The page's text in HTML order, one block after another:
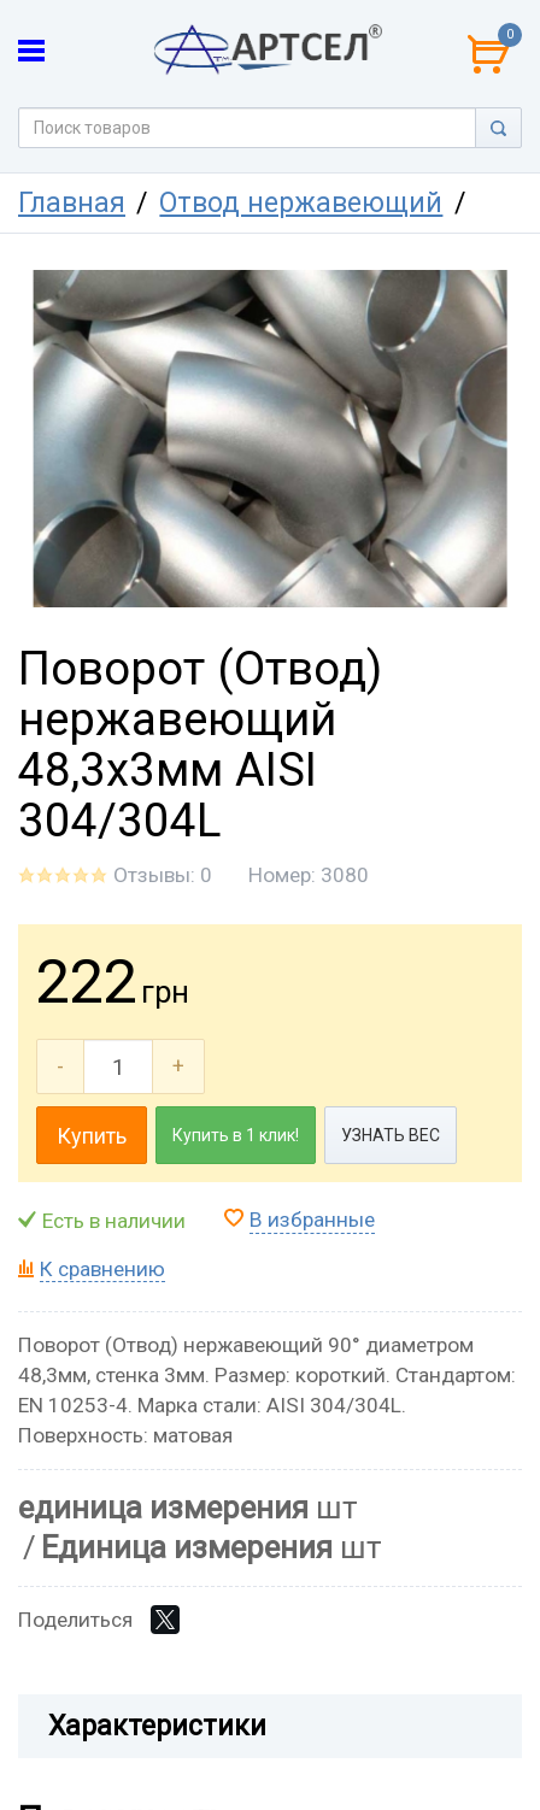
0
Главная Отвод нержавеющий
Поворот (Отвод)
нержавеющий
48,3x3мм AISI
304/304L
Отзывы: 0 Номер: 3080
222 грн
- +
Купить Купить в 1 клик! УЗНАТЬ ВЕС
Есть в наличии В избранные
К сравнению
Поворот (Отвод) нержавеющий 90° диаметром
48,3мм, стенка 3мм. Размер: короткий. Стандартом:
EN 10253-4. Марка стали: AISI 304/304L.
Поверхность: матовая
единица измерения шт
Единица измерения шт
Поделиться
Характеристики